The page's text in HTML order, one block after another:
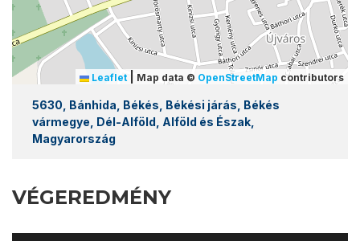
Leaflet Map data © OpenStreetMap contributors
5630, Bánhida, Békés, Békési járás, Békés
vármegye, Dél-Alföld, Alföld és Észak,
Magyarország
VÉGEREDMÉNY